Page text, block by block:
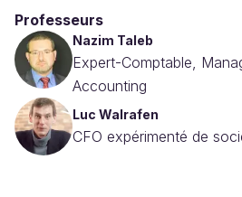
Professeurs
Nazim Taleb
Expert-Comptable,
Accounting
Luc Walrafen
CFO expérimenté de